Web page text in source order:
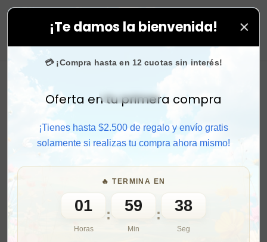
¡Te damos la bienvenida! ×
💳 ¡Compra hasta en 12 cuotas sin interés!
Activar sonido
Oferta en tu primera compra
¡Tienes hasta $2.500 de regalo y envío gratis
solamente si realizas tu compra ahora mismo!
🔥 TERMINA EN
01
Horas
: 59
Min
:
36
Seg
tus compras. ⚡ Compra rápido y aprovecha. 💙